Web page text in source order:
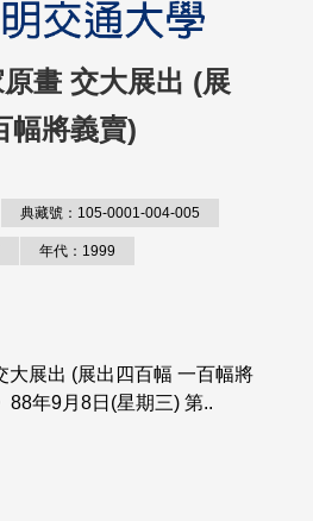
畫 交大展出 (展
幅將義賣)
典藏號：105-0001-004-005
年代：1999
大展出 (展出四百幅 一百幅將
88年9月8日(星期三) 第..